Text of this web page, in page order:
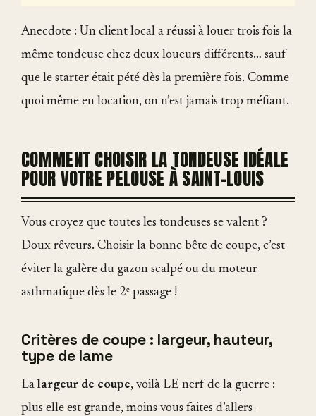
Anecdote : Un client local a réussi à louer trois fois la
même tondeuse chez deux loueurs différents… sauf
que le starter était pété dès la première fois. Comme
quoi même en location, on n’est jamais trop méfiant.
COMMENT CHOISIR LA TONDEUSE IDÉALE
POUR VOTRE PELOUSE À SAINT-LOUIS
Vous croyez que toutes les tondeuses se valent ?
Doux rêveurs. Choisir la bonne bête de coupe, c’est
éviter la galère du gazon scalpé ou du moteur
asthmatique dès le 2ᵉ passage !
Critères de coupe : largeur, hauteur,
type de lame
La largeur de coupe, voilà LE nerf de la guerre :
plus elle est grande, moins vous faites d’allers-